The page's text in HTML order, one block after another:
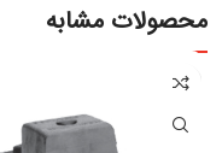
محصولات مشابه